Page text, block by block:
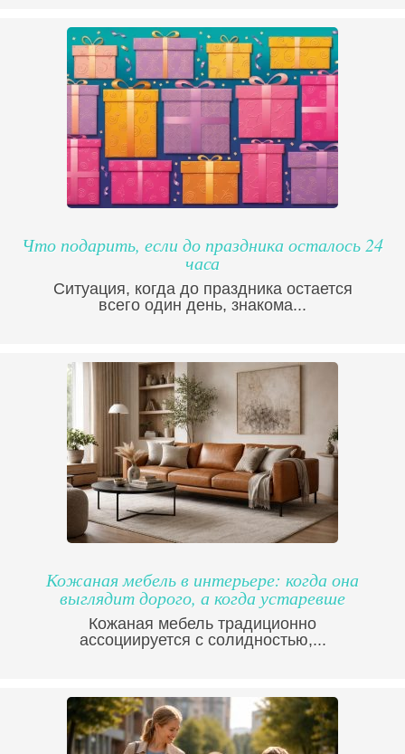
Что подарить, если до праздника осталось 24
часа
Ситуация, когда до праздника остается
всего один день, знакома...
Кожаная мебель в интерьере: когда она
выглядит дорого, а когда устаревше
Кожаная мебель традиционно
ассоциируется с солидностью,...